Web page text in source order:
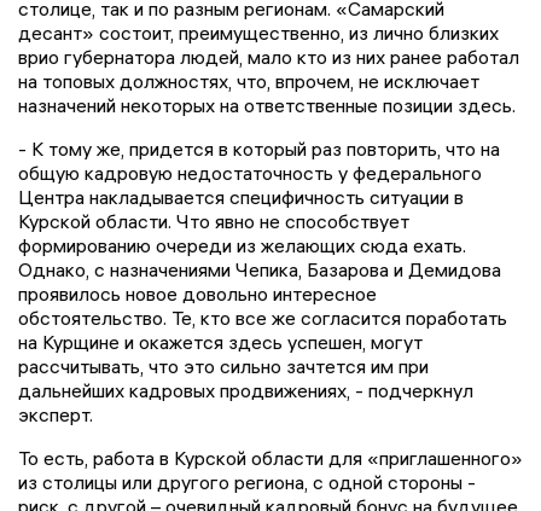
столице, так и по разным регионам. «Самарский
десант» состоит, преимущественно, из лично близких
врио губернатора людей, мало кто из них ранее работал
на топовых должностях, что, впрочем, не исключает
назначений некоторых на ответственные позиции здесь.
- К тому же, придется в который раз повторить, что на
общую кадровую недостаточность у федерального
Центра накладывается специфичность ситуации в
Курской области. Что явно не способствует
формированию очереди из желающих сюда ехать.
Однако, с назначениями Чепика, Базарова и Демидова
проявилось новое довольно интересное
обстоятельство. Те, кто все же согласится поработать
на Курщине и окажется здесь успешен, могут
рассчитывать, что это сильно зачтется им при
дальнейших кадровых продвижениях, - подчеркнул
эксперт.
То есть, работа в Курской области для «приглашенного»
из столицы или другого региона, с одной стороны -
риск, с другой – очевидный кадровый бонус на будущее,